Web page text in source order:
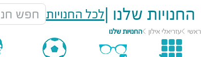
החנויות שלנו |לכל החנויות חפש
ראשי עזריאלי אילון החנויות שלנו